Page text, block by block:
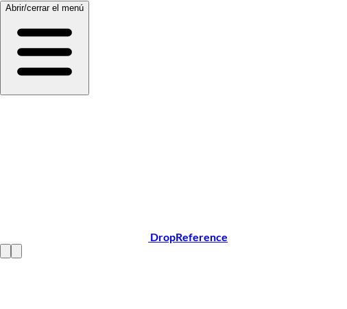
Abrir/cerrar el menú
DropReference